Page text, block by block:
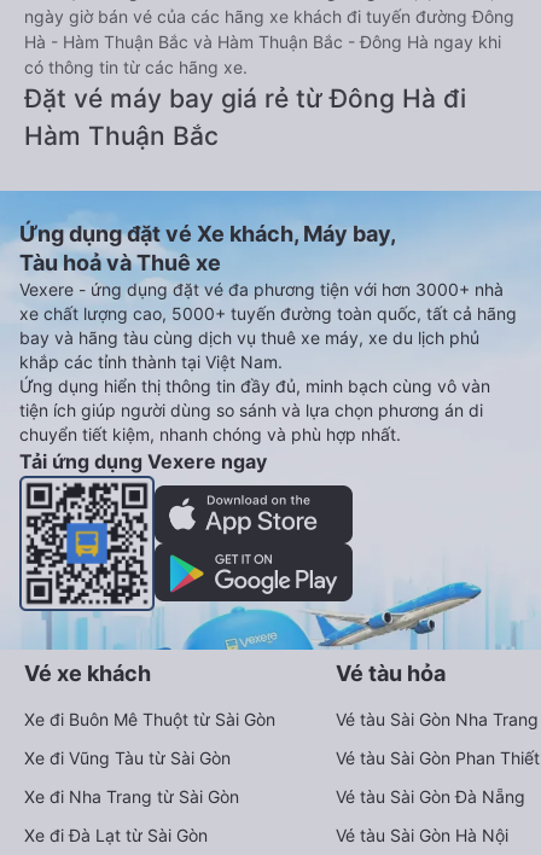
ngày giờ bán vé của các hãng xe khách đi tuyến đường Đông
Hà - Hàm Thuận Bắc và Hàm Thuận Bắc - Đông Hà ngay khi
có thông tin từ các hãng xe.
Đặt vé máy bay giá rẻ từ Đông Hà đi
Hàm Thuận Bắc
Ứng dụng đặt vé Xe khách, Máy bay,
Tàu hoả và Thuê xe
Vexere - ứng dụng đặt vé đa phương tiện với hơn 3000+ nhà
xe chất lượng cao, 5000+ tuyến đường toàn quốc, tất cả hãng
bay và hãng tàu cùng dịch vụ thuê xe máy, xe du lịch phủ
khắp các tỉnh thành tại Việt Nam.
Ứng dụng hiển thị thông tin đầy đủ, minh bạch cùng vô vàn
tiện ích giúp người dùng so sánh và lựa chọn phương án di
chuyển tiết kiệm, nhanh chóng và phù hợp nhất.
Tải ứng dụng Vexere ngay
Vé xe khách
Xe đi Buôn Mê Thuột từ Sài Gòn
Xe đi Vũng Tàu từ Sài Gòn
Xe đi Nha Trang từ Sài Gòn
Xe đi Đà Lạt từ Sài Gòn
Vé tàu hỏa
Vé tàu Sài Gòn Nha Trang
Vé tàu Sài Gòn Phan Thiết
Vé tàu Sài Gòn Đà Nẵng
Vé tàu Sài Gòn Hà Nội